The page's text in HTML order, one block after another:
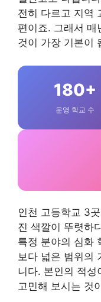
전히 다르고 지역
편이죠. 그래서 매
것이 가장 기본이
180+
운영 학교 수
인천 고등학교 3
진 색깔이 뚜렷하
특정 분야의 심화
보다 넓은 범위의
니다. 본인의 적성
고민해 보시는 것